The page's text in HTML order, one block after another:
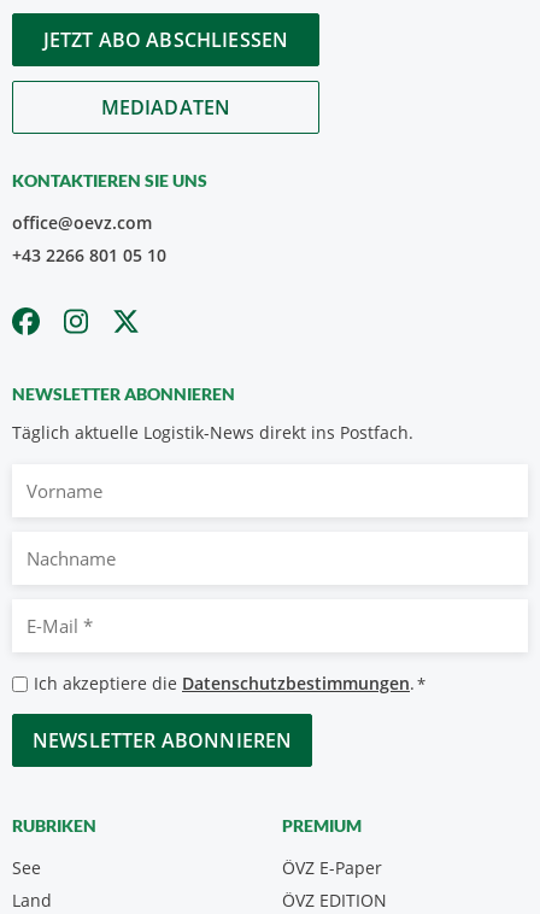
JETZT ABO ABSCHLIESSEN
MEDIADATEN
KONTAKTIEREN SIE UNS
office@oevz.com
+43 2266 801 05 10
NEWSLETTER ABONNIEREN
Täglich aktuelle Logistik-News direkt ins Postfach.
Nachname
Mail
*
Datenschutzbestimmungen
*
Ich akzeptiere die Datenschutzbestimmungen.*
CAPTCHA
RUBRIKEN
See
Land
PREMIUM
ÖVZ E-Paper
ÖVZ EDITION